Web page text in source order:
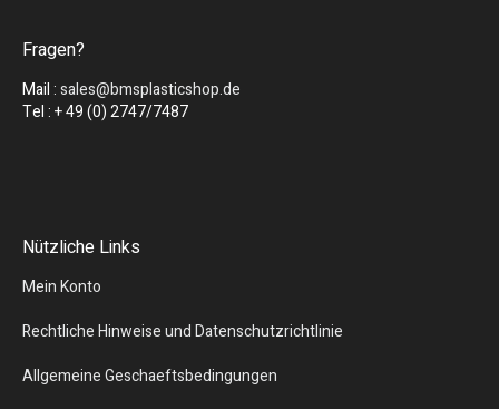
Fragen?
Mail :sales@bmsplasticshop.de
Tel : + 49 (0) 2747/7487
Nützliche Links
Mein Konto
Rechtliche Hinweise und Datenschutzrichtlinie
Allgemeine Geschaeftsbedingungen